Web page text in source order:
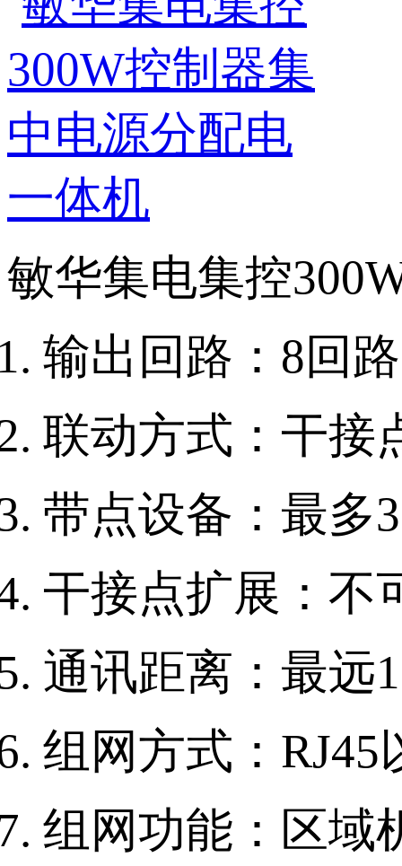
敏华集电集控
输出回路：8回路
联动方式：干接
带点设备：最多
干接点扩展：不
通讯距离：最远
组网方式：RJ45
组网功能：区域